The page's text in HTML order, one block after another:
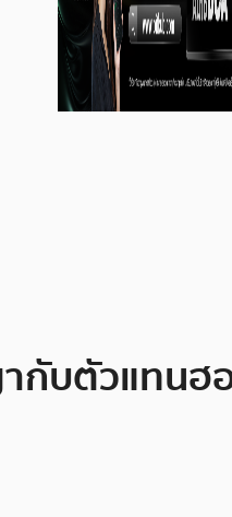
บตัวแทนฮอ